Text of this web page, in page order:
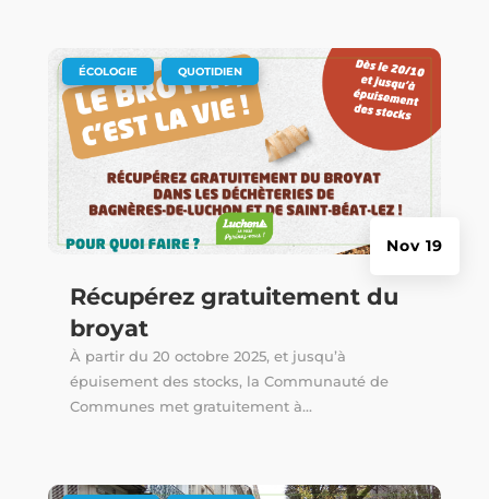
Récupérez gratuitement du
broyat
Nov 19
ÉCOLOGIE QUOTIDIEN
À partir du 20 octobre 2025, et jusqu’à
épuisement des stocks, la Communauté de
Communes met gratuitement à...